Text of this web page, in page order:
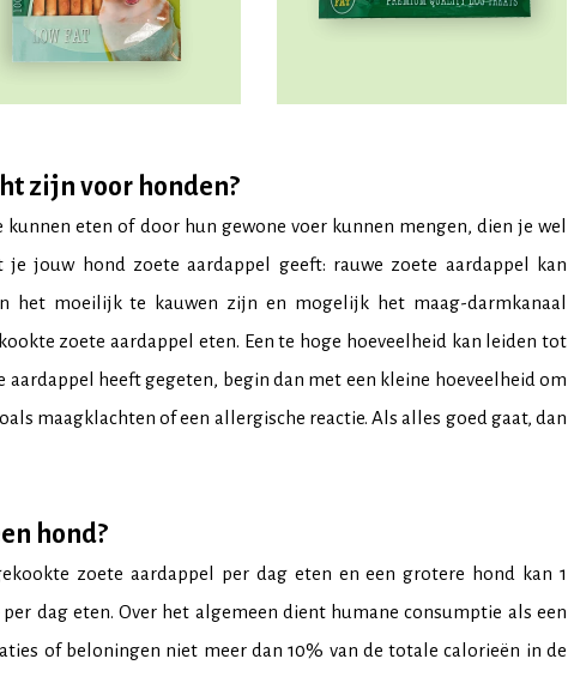
zijn voor honden?
eten of door hun gewone voer kunnen mengen, dien je wel
jouw hond zoete aardappel geeft: rauwe zoete aardappel kan
het moeilijk te kauwen zijn en mogelijk het maag-darmkanaal
zoete aardappel eten. Een te hoge hoeveelheid kan leiden tot
heeft gegeten, begin dan met een kleine hoeveelheid om
maagklachten of een allergische reactie. Als alles goed gaat, dan
hond?
zoete aardappel per dag eten en een grotere hond kan 1
dag eten. Over het algemeen dient humane consumptie als een
of beloningen niet meer dan 10% van de totale calorieën in de